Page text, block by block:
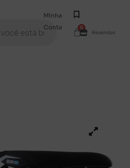
Minha
Conta
0
Revendas